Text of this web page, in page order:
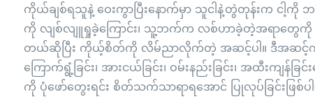
ကိုယ်ချစ်ရသူနဲ့ ဝေးကွာပြီးနောက်မှာ သူငါနဲ့တွဲတုန်းက ငါ့ကို ဘ
ကို လျစ်လျူရှုခဲ့ကြောင်း၊ သူ့ဘက်က လစ်ဟာခဲ့တဲ့အရာတွေကို ပြ
တယ်ဆိုပြီး ကိုယ့်စိတ်ကို လိမ်ညာလိုက်တဲ့ အဆင့်ပါ။ ဒီအဆ
ကြောက်ရွံ့ခြင်း၊ အားငယ်ခြင်း၊ ဝမ်းနည်းခြင်း၊ အထီး
ကို ပုံဖော်တွေးရင်း စိတ်သက်သာရာရအောင် ပြုလုပ်ခြင်းဖြစ်